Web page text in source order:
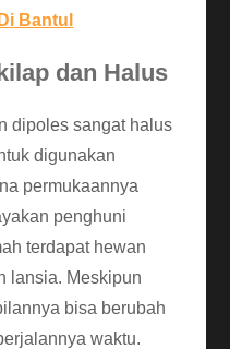
Bantul
dan Halus
dipoles sangat halus
digunakan
permukaannya
penghuni
terdapat hewan
lansia. Meskipun
bisa berubah
waktu.